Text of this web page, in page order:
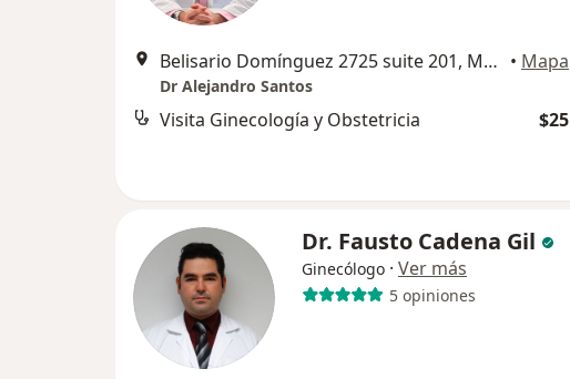
Belisario Domínguez 2725 suite 201, Monterrey • Mapa
Dr Alejandro Santos
Visita Ginecología y Obstetricia $25
Dr. Fausto Cadena Gil
Ginecólogo · Ver más
5 opiniones